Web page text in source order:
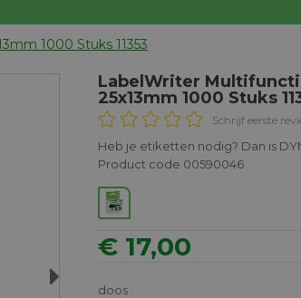
1000 Stuks 11353
Next
LabelWriter
25x13mm 1000 Stuks
Schrijf eerste
Heb je etiketten nodig? Dan is
Product code 00590046
€ 17,00
doos